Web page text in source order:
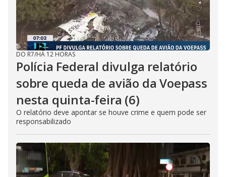
DO R7/HÁ 12 HORAS
Polícia Federal divulga relatório
sobre queda de avião da Voepass
nesta quinta-feira (6)
O relatório deve apontar se houve crime e quem pode ser
responsabilizado